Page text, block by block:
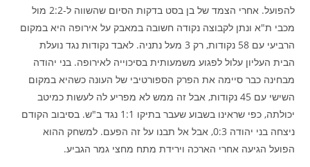
להפועל. אחרי הצמד של בן בסט בדקות הסיום שהשווה ל-2:2 מול
מכבי ת"א ונתן לקבוצה נקודה חשובה במאבק על אירופה היא במקום
הרביעי עם 58 נקודות, רק 3 מעל נתניה. לאבד נקודות נגד נועלת
הבית העליון עלול לפגוע משמעותית בסיכוייה לאירופה. בני יהודה
מבחינה כבר סיימה את הפרק הספורטיבי של העונה כשהיא במקום
השישי עם 45 נקודות, אבל זה ממש לא מפריע לה לעשות כמיטב
יכולתה, כפי שראינו בשבוע שעבר בתיקו 1:1 נגד ב"ש. בסיבוב הקודם
ניצחה בני יהודה 0:3, אבל אל תבנו על זה הפעם. למשחק ההוא
הפועל הגיעה אחרי הארכה וירידת מתח מחצי גמר הגביע.